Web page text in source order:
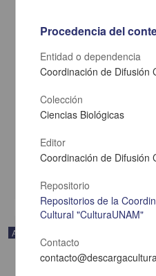
El escenario internacional
Navarrete, Jorge Eduardo -
2023-08-03
Artes y Humanidades
Audio
Procedencia del
Entidad o dependencia
Coordinación de Difusión
Colección
Ciencias Biológicas
Editor
Coordinación de Difusión
Repositorio
Repositorios de la
Cultural "CulturaUNAM"
Contacto